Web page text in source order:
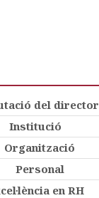
del director
Institució
Organització
Personal
en RH